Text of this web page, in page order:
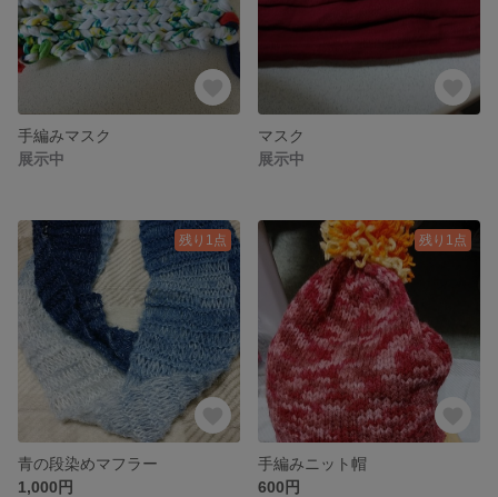
手編みマスク
展示中
マスク
展示中
残り1点
青の段染めマフラー
1,000円
残り1点
手編みニット帽
600円